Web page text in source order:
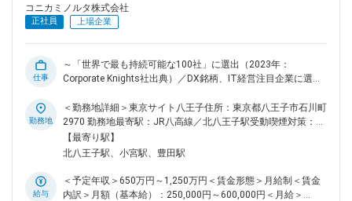
ードとしてワールドワイドでトップシェアです。本社（日本）
での開発・生産、欧・米・中・韓・シンガポールの販売子会社
から外観検査にも進出するなど事業拡大を図っています。
変更の範囲：会社の定める業務
コニカミノルタ株式会社
正社員 上場企業
仕事
～「世界で最も持続可能な100社」に選出（2023年：
Corporate Knights社出典）／DX銘柄、IT経営注目企業に選定
通じて、事業競争力の強化と新たな価値創造を推進していま
す。特にライセンス部門では、知財環境の変化や事業ポートフ
ォリオの多様化に伴い複雑化する第三者とのライセンス交渉や
係争・訴訟に対応するため、専門性と実務経験を兼ね備えたプ
の進化を加速するため、知的財産のライセンス業務に精通した
プロフェッショナルをキャリア採用にて募集いたします。 ■解
勤務地
＜勤務地詳細＞東京サイト八王子住所：東京都八王子市石川町
2970 勤務地最寄駅：JR八高線／北八王子駅受動喫煙対策：屋
内全面禁煙変更の範囲：会社の定める事業所（リモートワーク
含む）
【最寄り駅】
北八王子駅、小宮駅、豊田駅
給与
＜予定年収＞650万円～1,250万円＜賃金形態＞月給制＜賃金
内訳＞月額（基本給）：250,000円～600,000円＜月給＞